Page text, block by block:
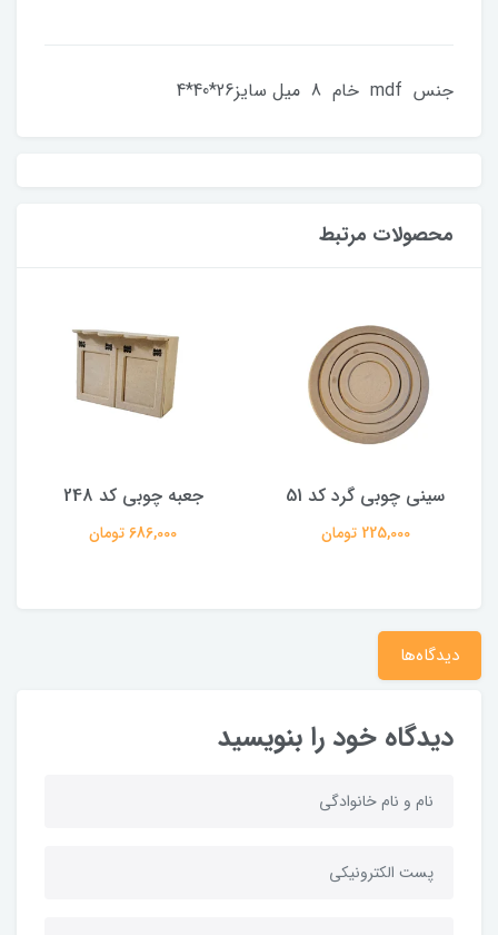
جنس mdf خام 8 میل سایز26*40*4
محصولات مرتبط
سینی چوبی گرد کد 51
225,000 تومان
جعبه چوبی کد 248
686,000 تومان
دیدگاه‌ها
دیدگاه خود را بنویسید